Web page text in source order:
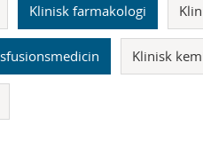
Klinisk farmakologi
Klinisk